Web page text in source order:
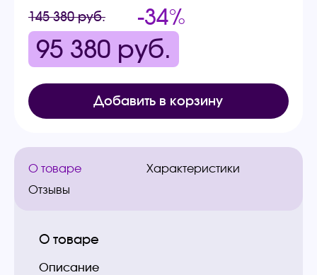
145 380 руб. -34%
95 380 руб.
Добавить в корзину
О товаре
Характеристики
Отзывы
О товаре
Описание